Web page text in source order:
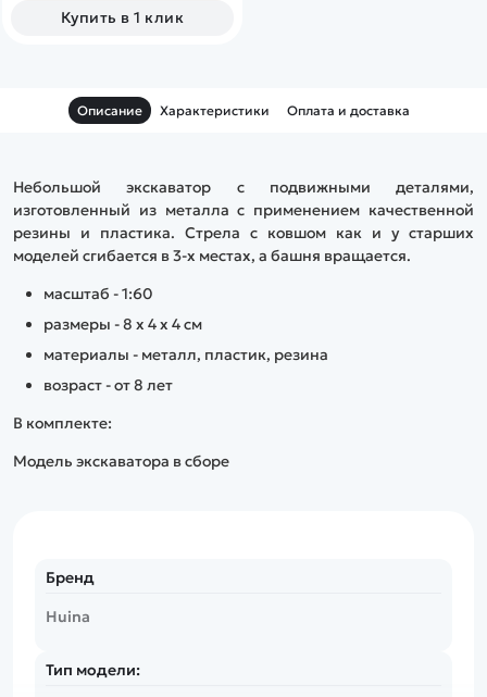
Купить в 1 клик
Описание Характеристики Оплата и доставка
Небольшой экскаватор с подвижными деталями,
изготовленный из металла с применением качественной
резины и пластика. Стрела с ковшом как и у старших
моделей сгибается в 3-х местах, а башня вращается.
масштаб - 1:60
размеры - 8 x 4 x 4 см
материалы - металл, пластик, резина
возраст - от 8 лет
В комплекте:
Модель экскаватора в сборе
Бренд
Huina
Тип модели: